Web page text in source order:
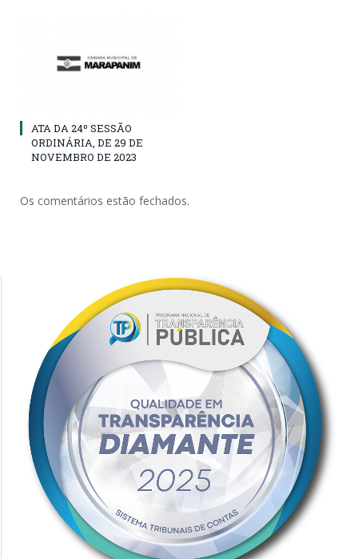
ATA DA 24º SESSÃO
ORDINÁRIA, DE 29 DE
NOVEMBRO DE 2023
Os comentários estão fechados.